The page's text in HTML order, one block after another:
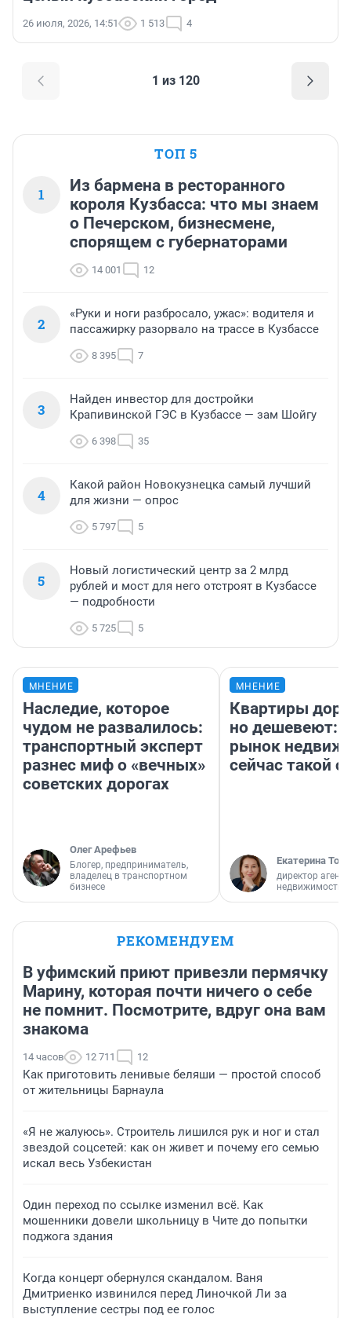
26 июля, 2026, 14:51 1 513 4
1 из 120
ТОП 5
1
Из бармена в ресторанного
короля Кузбасса: что мы знаем
о Печерском, бизнесмене,
спорящем с губернаторами
14 001 12
2
«Руки и ноги разбросало, ужас»: водителя и
пассажирку разорвало на трассе в Кузбассе
8 395 7
3
Найден инвестор для достройки
Крапивинской ГЭС в Кузбассе — зам Шойгу
6 398 35
4
Какой район Новокузнецка самый лучший
для жизни — опрос
5 797 5
5
Новый логистический центр за 2 млрд
рублей и мост для него отстроят в Кузбассе
— подробности
5 725 5
МНЕНИЕ
Наследие, которое
чудом не развалилось:
транспортный эксперт
разнес миф о «вечных»
советских дорогах
Олег Арефьев
Блогер, предприниматель,
владелец в транспортном
бизнесе
МНЕНИЕ
Квартиры
но дешевеют:
рынок
сейчас такой
Екатерина
директор
недвижимости
РЕКОМЕНДУЕМ
В уфимский приют привезли пермячку
Марину, которая почти ничего о себе
не помнит. Посмотрите, вдруг она вам
знакома
14 часов 12 711 12
Как приготовить ленивые беляши — простой способ
от жительницы Барнаула
«Я не жалуюсь». Строитель лишился рук и ног и стал
звездой соцсетей: как он живет и почему его семью
искал весь Узбекистан
Один переход по ссылке изменил всё. Как
мошенники довели школьницу в Чите до попытки
поджога здания
Когда концерт обернулся скандалом. Ваня
Дмитриенко извинился перед Линочкой Ли за
выступление сестры под ее голос